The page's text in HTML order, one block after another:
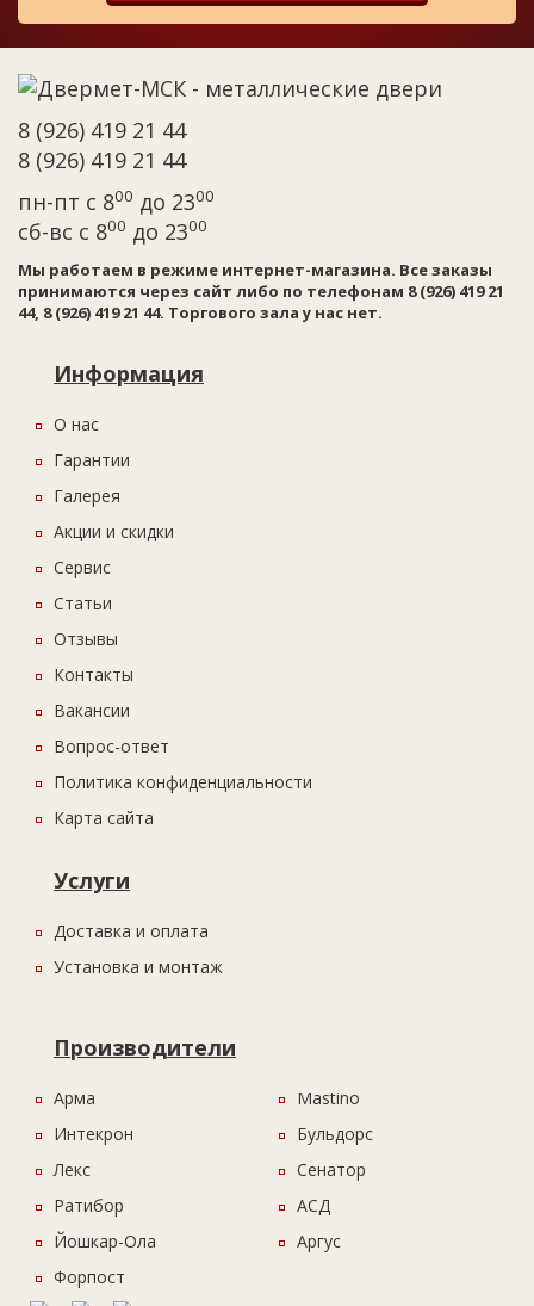
8 (926) 419 21 44
8 (926) 419 21 44
пн-пт с 800 до 2300
сб-вс с 800 до 2300
Мы работаем в режиме интернет-магазина. Все заказы
принимаются через сайт либо по телефонам 8 (926) 419 21
44, 8 (926) 419 21 44. Торгового зала у нас нет.
Информация
О нас
Гарантии
Галерея
Акции и скидки
Сервис
Статьи
Отзывы
Контакты
Вакансии
Вопрос-ответ
Политика конфиденциальности
Карта сайта
Услуги
Доставка и оплата
Установка и монтаж
Производители
Арма
Интекрон
Лекс
Ратибор
Йошкар-Ола
Форпост
Mastino
Бульдорс
Сенатор
АСД
Аргус